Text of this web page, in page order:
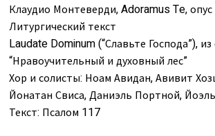
Клаудио Монтеверди, Adoramus Te,
Литургический текст
Laudate Dominum (“Славьте Господа”),
“Нравоучительный и духовный лес”
Хор и солисты: Ноам Авидан, Авивит
Йонатан Свиса, Даниэль Портной,
Текст: Псалом 117